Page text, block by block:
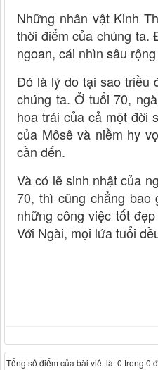
Những nhân vật Kinh
thời điểm của chúng ta.
ngoan, cái nhìn sâu
Đó là lý do tại sao triều
chúng ta. Ở tuổi 70,
hoa trái của cả một đời
của Môsê và niềm hy
cần đến.
Và có lẽ sinh nhật của
70, thì cũng chẳng bao
những công việc tốt
Với Ngài, mọi lứa tuổi
Tổng số điểm của bài viết là: 0 trong 0